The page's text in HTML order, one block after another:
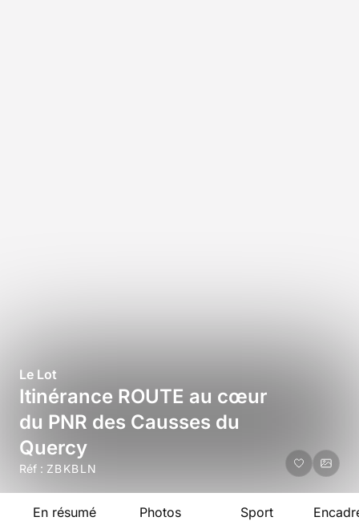
Le Lot
Itinérance ROUTE au cœur
du PNR des Causses du
Quercy
Réf : ZBKBLN
En résumé Photos Sport